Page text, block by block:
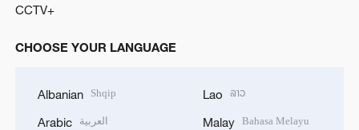
CCTV+
CHOOSE YOUR LANGUAGE
Albanian Shqip
Arabic العربية
Lao ລາວ
Malay Bahasa Melayu